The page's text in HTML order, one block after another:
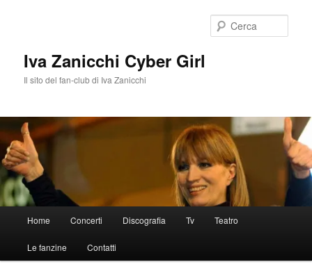
Iva Zanicchi Cyber Girl
Il sito del fan-club di Iva Zanicchi
principale
Home Concerti Discografia Tv Teatro
Le fanzine Contatti